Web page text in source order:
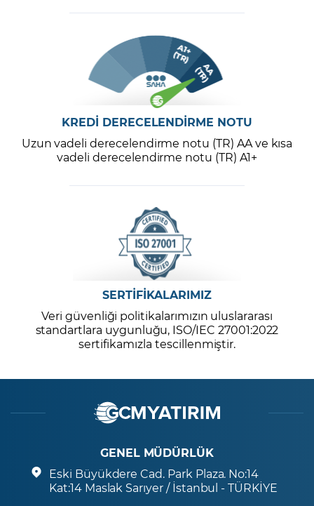
KREDİ DERECELENDİRME NOTU
Uzun vadeli derecelendirme notu (TR) AA ve kısa
vadeli derecelendirme notu (TR) A1+
SERTİFİKALARIMIZ
Veri güvenliği politikalarımızın uluslararası
standartlara uygunluğu, ISO/IEC 27001:2022
sertifikamızla tescillenmiştir.
GENEL MÜDÜRLÜK
Eski Büyükdere Cad. Park Plaza. No:14
Kat:14 Maslak Sarıyer / İstanbul - TÜRKİYE